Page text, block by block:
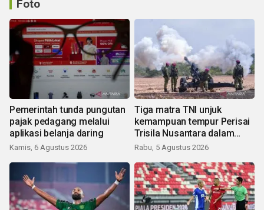
Foto
Pemerintah tunda pungutan
pajak pedagang melalui
aplikasi belanja daring
Kamis, 6 Agustus 2026
Tiga matra TNI unjuk
kemampuan tempur Perisai
Trisila Nusantara dalam
latihan di Kepri
Rabu, 5 Agustus 2026